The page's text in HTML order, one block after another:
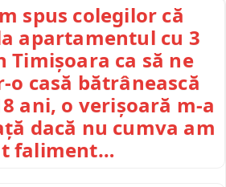
spus colegilor că
apartamentul cu 3
Timișoara ca să ne
casă bătrânească
ani, o verișoară m-a
dacă nu cumva am
faliment…